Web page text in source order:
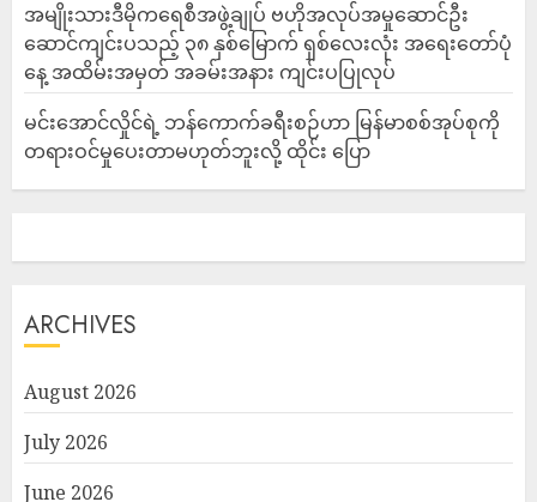
အမျိုးသားဒီမိုကရေစီအဖွဲ့ချုပ် ဗဟိုအလုပ်အမှုဆောင်ဦး
ဆောင်ကျင်းပသည့် ၃၈ နှစ်မြောက် ရှစ်လေးလုံး အရေးတော်ပုံ
နေ့ အထိမ်းအမှတ် အခမ်းအနား ကျင်းပပြုလုပ်
မင်းအောင်လှိုင်ရဲ့ ဘန်ကောက်ခရီးစဉ်ဟာ မြန်မာစစ်အုပ်စုကို
တရားဝင်မှုပေးတာမဟုတ်ဘူးလို့ ထိုင်း ပြော
ARCHIVES
August 2026
July 2026
June 2026